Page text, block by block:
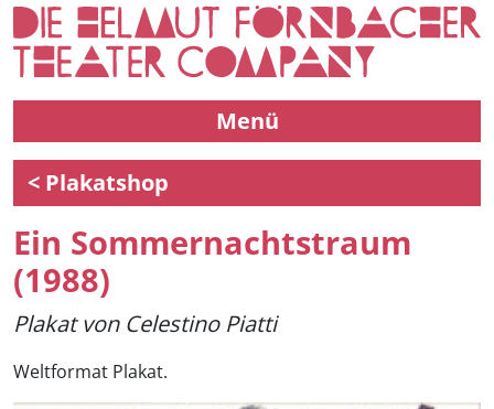
Menü
< Plakatshop
Ein Sommernachtstraum
(1988)
Plakat von Celestino Piatti
Weltformat Plakat.